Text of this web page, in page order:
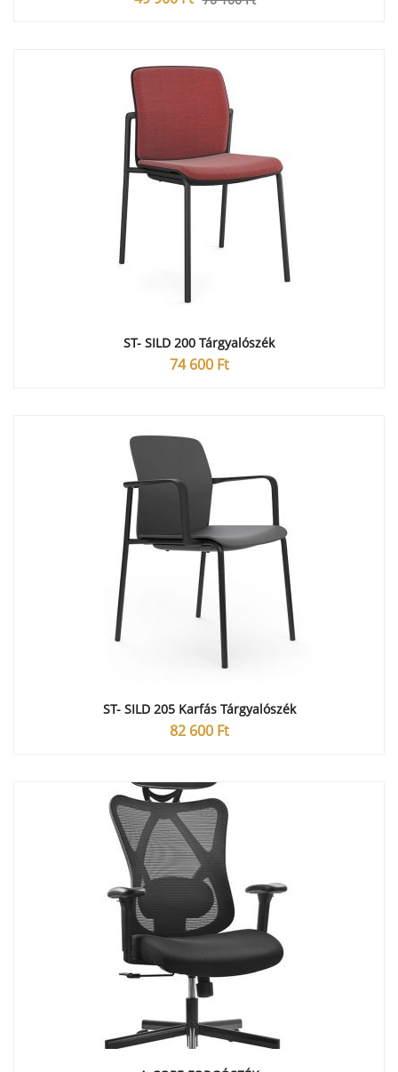
ST- SILD 200 Tárgyalószék
74 600 Ft
ST- SILD 205 Karfás Tárgyalószék
82 600 Ft